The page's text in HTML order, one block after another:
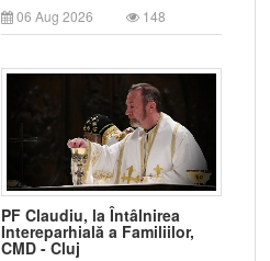
06 Aug 2026 148
PF Claudiu, la Întâlnirea
Intereparhială a Familiilor,
CMD - Cluj